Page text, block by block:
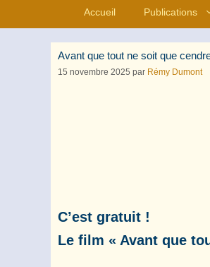
Accueil Publications
Avant que tout ne soit que
15 novembre 2025 par Rémy Dumont
C’est gratuit !
Le film « Avant que